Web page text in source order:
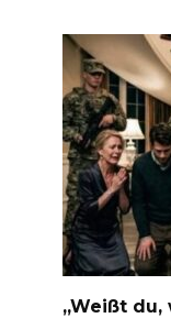
„Weißt du,